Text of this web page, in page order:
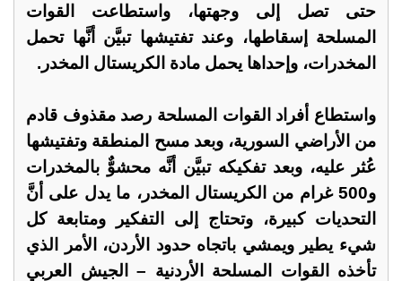
حتى تصل إلى وجهتها، واستطاعت القوات
المسلحة إسقاطها، وعند تفتيشها تبيَّن أنَّها تحمل
المخدرات، وإحداها يحمل مادة الكريستال المخدر.
واستطاع أفراد القوات المسلحة رصد مقذوف قادم
من الأراضي السورية، وبعد مسح المنطقة وتفتيشها
عُثر عليه، وبعد تفكيكه تبيَّن أنَّه محشوٌّ بالمخدرات
و500 غرام من الكريستال المخدر، ما يدل على أنَّ
التحديات كبيرة، وتحتاج إلى التفكير ومتابعة كل
شيء يطير ويمشي باتجاه حدود الأردن، الأمر الذي
تأخذه القوات المسلحة الأردنية – الجيش العربي